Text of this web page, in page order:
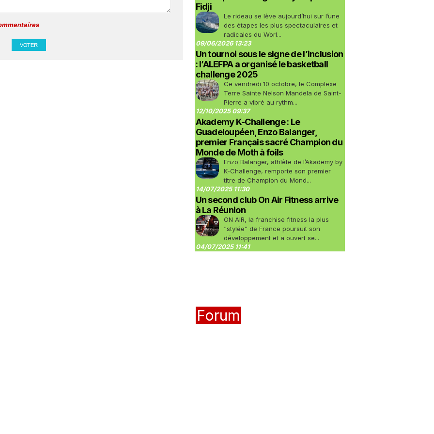
Fidji
Le rideau se lève aujourd’hui sur l’une
des étapes les plus spectaculaires et
radicales du Worl...
09/06/2026 13:23
Un tournoi sous le signe de l’inclusion
: l’ALEFPA a organisé le basketball
challenge 2025
Ce vendredi 10 octobre, le Complexe
Terre Sainte Nelson Mandela de Saint-
Pierre a vibré au rythm...
12/10/2025 09:37
Akademy K-Challenge : Le
Guadeloupéen, Enzo Balanger,
premier Français sacré Champion du
Monde de Moth à foils
Enzo Balanger, athlète de l’Akademy by
K-Challenge, remporte son premier
titre de Champion du Mond...
14/07/2025 11:30
Un second club On Air Fitness arrive
à La Réunion
ON AIR, la franchise fitness la plus
“stylée” de France poursuit son
développement et a ouvert se...
04/07/2025 11:41
Forum